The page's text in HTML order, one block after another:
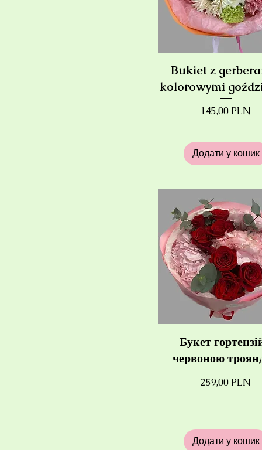
Bukiet z
kolorowymi
Ціна
145,00 PLN
Додати у кошик
Букет
червоною
Ціна
259,00 PLN
Додати у кошик